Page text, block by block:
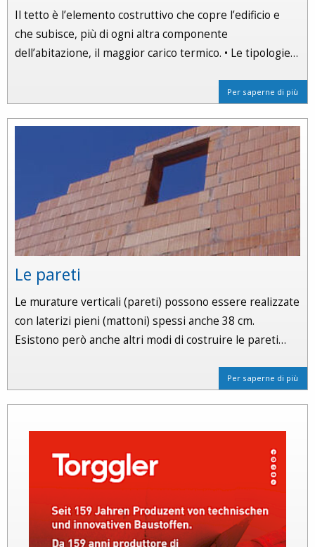
Il tetto è l’elemento costruttivo che copre l’edificio e
che subisce, più di ogni altra componente
dell’abitazione, il maggior carico termico. • Le tipologie…
Per saperne di più
Le pareti
Le murature verticali (pareti) possono essere realizzate
con laterizi pieni (mattoni) spessi anche 38 cm.
Esistono però anche altri modi di costruire le pareti…
Per saperne di più